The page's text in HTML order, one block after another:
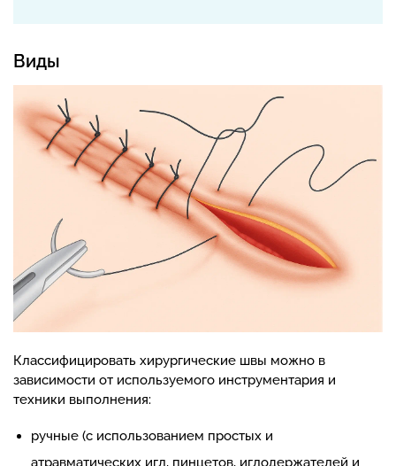
Виды
Классифицировать хирургические швы можно в
зависимости от используемого инструментария и
техники выполнения:
ручные (с использованием простых и
атравматических игл, пинцетов, иглодержателей и